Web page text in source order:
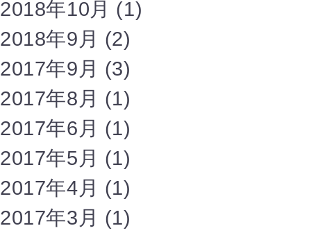
2018年10月 (1)
2018年9月 (2)
2017年9月 (3)
2017年8月 (1)
2017年6月 (1)
2017年5月 (1)
2017年4月 (1)
2017年3月 (1)